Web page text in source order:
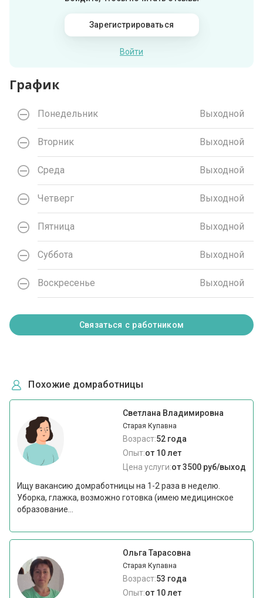
Зарегистрироваться
Войти
График
Понедельник Выходной
Вторник Выходной
Среда Выходной
Четверг Выходной
Пятница Выходной
Суббота Выходной
Воскресенье Выходной
Связаться с работником
Похожие домработницы
Светлана Владимировна
Старая Купавна
Возраст:52 года
Опыт:от 10 лет
Цена услуги:от 3500 руб/выход
Ищу вакансию домработницы на 1-2 раза в неделю.
Уборка, глажка, возможно готовка (имею медицинское
образование...
Ольга Тарасовна
Старая Купавна
Возраст:53 года
Опыт:от 10 лет